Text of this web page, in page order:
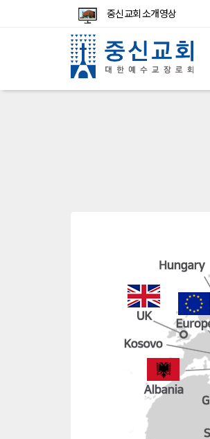
중신교회 소개영상